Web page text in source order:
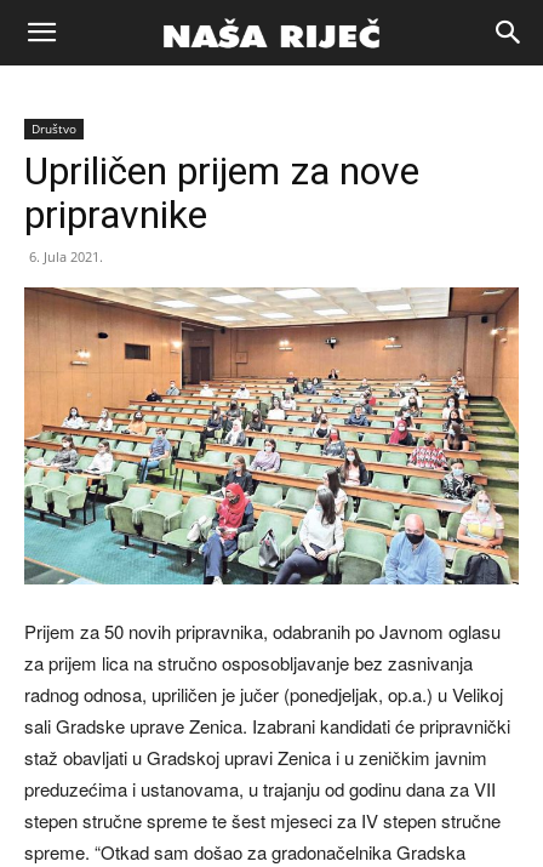
Naša
riječ
Zenica
Društvo
Upriličen prijem za nove
pripravnike
6. Jula 2021.
Prijem za 50 novih pripravnika, odabranih po Javnom oglasu
za prijem lica na stručno osposobljavanje bez zasnivanja
radnog odnosa, upriličen je jučer (ponedjeljak, op.a.) u Velikoj
sali Gradske uprave Zenica. Izabrani kandidati će pripravnički
staž obavljati u Gradskoj upravi Zenica i u zeničkim javnim
preduzećima i ustanovama, u trajanju od godinu dana za VII
stepen stručne spreme te šest mjeseci za IV stepen stručne
spreme. “Otkad sam došao za gradonačelnika Gradska